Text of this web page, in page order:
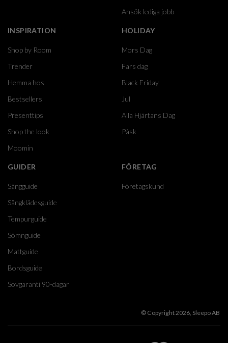
Ansök lediga jobb
INSPIRATION
Shop by Room
Trender
Hemma hos
Bestsellers
Presenttips
Shop the look
Moomin
HOLIDAY
Mors Dag
Fars dag
Black Friday
Jul
Alla Hjärtans Dag
Påsk
GUIDER
Sängguide
Sängklädesguide
Tempurguide
Sömnguide
Mattguide
Bordsguide
Sovgaranti 90-dagar
FÖRETAG
Företagskund
© Copyright 2026, Sleepo AB